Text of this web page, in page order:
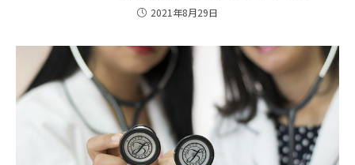
2021年8月29日